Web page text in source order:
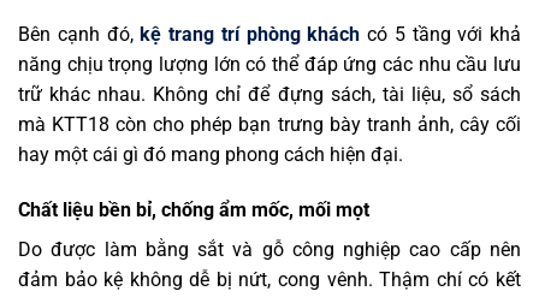
Bên cạnh đó, kệ trang trí phòng khách có 5 tầng với khả
năng chịu trọng lượng lớn có thể đáp ứng các nhu cầu lưu
trữ khác nhau. Không chỉ để đựng sách, tài liệu, sổ sách
mà KTT18 còn cho phép bạn trưng bày tranh ảnh, cây cối
hay một cái gì đó mang phong cách hiện đại.
Chất liệu bền bỉ, chống ẩm mốc, mối mọt
Do được làm bằng sắt và gỗ công nghiệp cao cấp nên
đảm bảo kệ không dễ bị nứt, cong vênh. Thậm chí có kết